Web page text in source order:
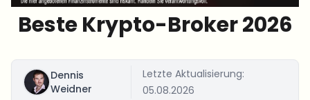
Beste Krypto-Broker 2026
Dennis
Weidner
Letzte Aktualisierung:
05.08.2026